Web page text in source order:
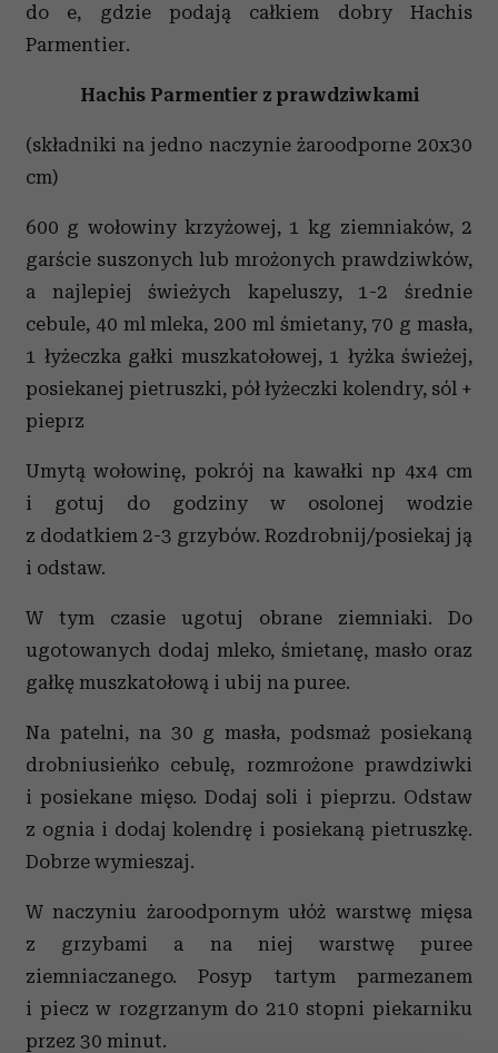
do e, gdzie podają całkiem dobry Hachis
Parmentier.
Hachis Parmentier z prawdziwkami
(składniki na jedno naczynie żaroodporne 20x30
cm)
600 g wołowiny krzyżowej, 1 kg ziemniaków, 2
garście suszonych lub mrożonych prawdziwków,
a najlepiej świeżych kapeluszy, 1-2 średnie
cebule, 40 ml mleka, 200 ml śmietany, 70 g masła,
1 łyżeczka gałki muszkatołowej, 1 łyżka świeżej,
posiekanej pietruszki, pół łyżeczki kolendry, sól +
pieprz
Umytą wołowinę, pokrój na kawałki np 4x4 cm
i gotuj do godziny w osolonej wodzie
z dodatkiem 2-3 grzybów. Rozdrobnij/posiekaj ją
i odstaw.
W tym czasie ugotuj obrane ziemniaki. Do
ugotowanych dodaj mleko, śmietanę, masło oraz
gałkę muszkatołową i ubij na puree.
Na patelni, na 30 g masła, podsmaż posiekaną
drobniusieńko cebulę, rozmrożone prawdziwki
i posiekane mięso. Dodaj soli i pieprzu. Odstaw
z ognia i dodaj kolendrę i posiekaną pietruszkę.
Dobrze wymieszaj.
W naczyniu żaroodpornym ułóż warstwę mięsa
z grzybami a na niej warstwę puree
ziemniaczanego. Posyp tartym parmezanem
i piecz w rozgrzanym do 210 stopni piekarniku
przez 30 minut.